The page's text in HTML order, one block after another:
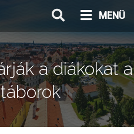
MENÜ
a diákokat a